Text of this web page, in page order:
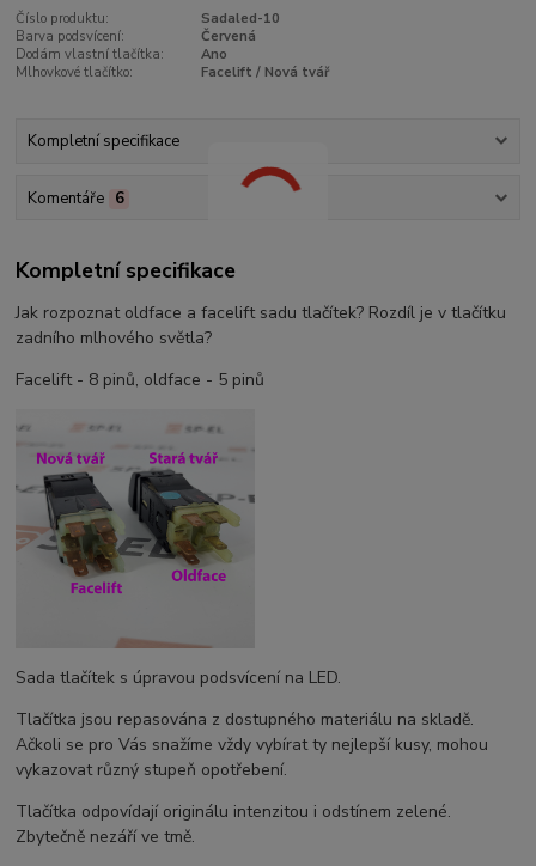
Číslo produktu:
Sadaled-10
Barva podsvícení:
Červená
Dodám vlastní tlačítka:
Ano
Mlhovkové tlačítko:
Facelift / Nová tvář
Kompletní specifikace
Komentáře 6
Kompletní specifikace
Jak rozpoznat oldface a facelift sadu tlačítek? Rozdíl je v tlačítku
zadního mlhového světla?
Facelift - 8 pinů, oldface - 5 pinů
Sada tlačítek s úpravou podsvícení na LED.
Tlačítka jsou repasována z dostupného materiálu na skladě.
Ačkoli se pro Vás snažíme vždy vybírat ty nejlepší kusy, mohou
vykazovat různý stupeň opotřebení.
Tlačítka odpovídají originálu intenzitou i odstínem zelené.
Zbytečně nezáří ve tmě.